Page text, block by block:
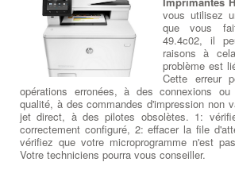
vous utilisez
que vous
49.4c02, il
raisons à
problème est
Cette erreur
opérations erronées, à des connexions
qualité, à des commandes d'impression non
jet direct, à des pilotes obsolètes. 1:
correctement configuré, 2: effacer la file
vérifiez que votre microprogramme n'est
Votre techniciens pourra vous conseiller.